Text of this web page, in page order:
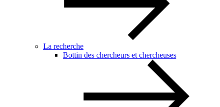
La recherche
Bottin des chercheurs et chercheuses